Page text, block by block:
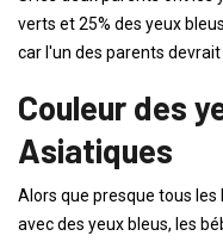
verts et 25% des yeux
car l'un des parents devrait
Couleur des
Asiatiques
Alors que presque tous
avec des yeux bleus, les